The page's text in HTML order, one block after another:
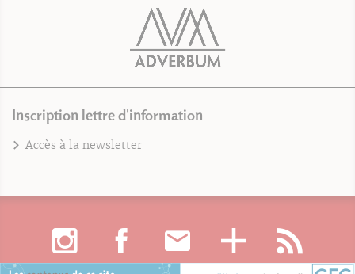
Inscription lettre d'information
Accès à la newsletter